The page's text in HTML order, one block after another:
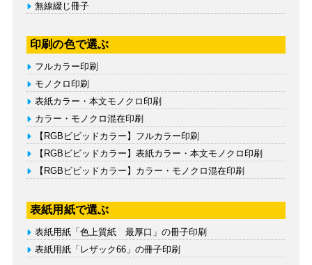
無線綴じ冊子
印刷の色で選ぶ
フルカラー印刷
モノクロ印刷
表紙カラー・本文モノクロ印刷
カラー・モノクロ混在印刷
【RGBビビッドカラー】フルカラー印刷
【RGBビビッドカラー】表紙カラー・本文モノクロ印刷
【RGBビビッドカラー】カラー・モノクロ混在印刷
表紙用紙で選ぶ
表紙用紙「色上質紙 最厚口」の冊子印刷
表紙用紙「レザック66」の冊子印刷